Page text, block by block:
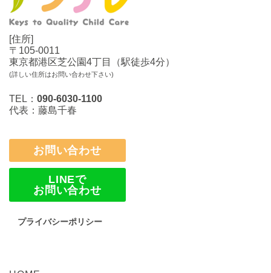
[住所]
〒105-0011
東京都港区芝公園4丁目（駅徒歩4分）
(詳しい住所はお問い合わせ下さい)
TEL： 090-6030-1100
代表：藤島千春
お問い合わせ
LINEで
お問い合わせ
プライバシーポリシー